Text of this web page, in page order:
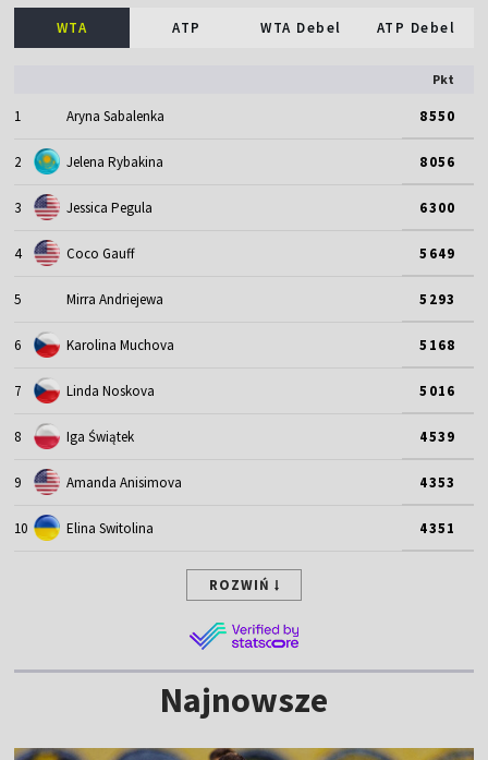
WTA ATP WTA Debel ATP Debel
Pkt
1 Aryna Sabalenka 8550
2 Jelena Rybakina 8056
3 Jessica Pegula 6300
4 Coco Gauff 5649
5 Mirra Andriejewa 5293
6 Karolina Muchova 5168
7 Linda Noskova 5016
8 Iga Świątek 4539
9 Amanda Anisimova 4353
10 Elina Switolina 4351
ROZWIŃ
Najnowsze